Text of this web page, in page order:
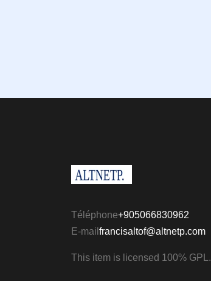
Téléphone+905066830962
E-mail francisaltof@altnetp.com
This item is licensed 100% GPL.